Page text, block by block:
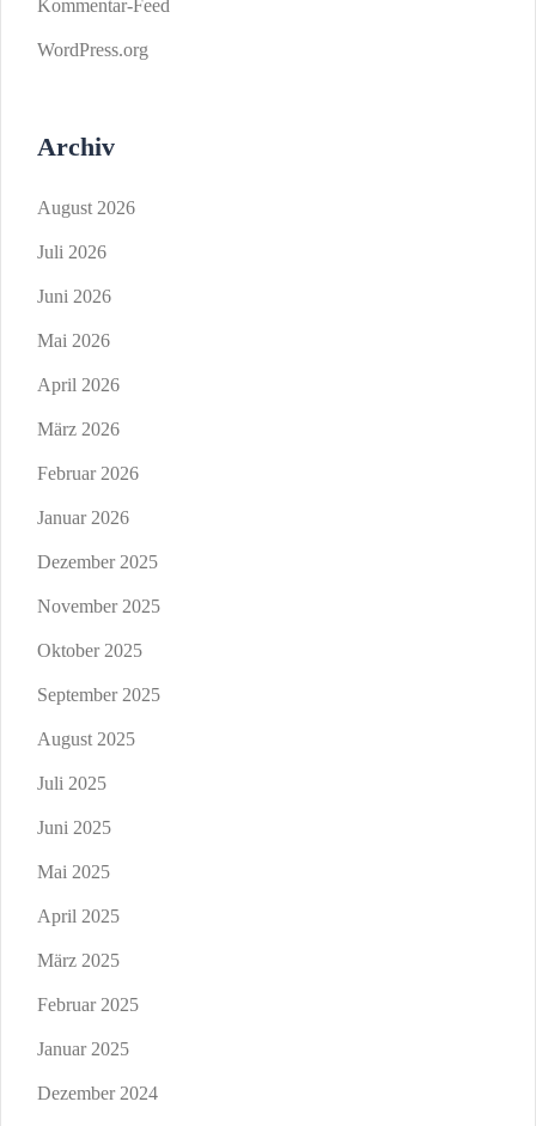
Kommentar-Feed
WordPress.org
Archiv
August 2026
Juli 2026
Juni 2026
Mai 2026
April 2026
März 2026
Februar 2026
Januar 2026
Dezember 2025
November 2025
Oktober 2025
September 2025
August 2025
Juli 2025
Juni 2025
Mai 2025
April 2025
März 2025
Februar 2025
Januar 2025
Dezember 2024